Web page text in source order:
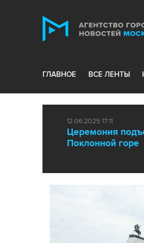
ГЛАВНОЕ ВСЕ ЛЕНТЫ
12.06.2025 17:11
Церемония
Поклонной горе